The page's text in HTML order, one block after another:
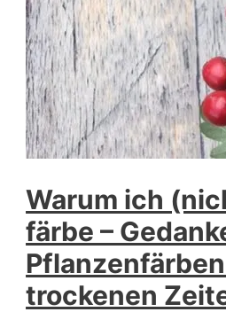
Warum ich
färbe –
trockenen